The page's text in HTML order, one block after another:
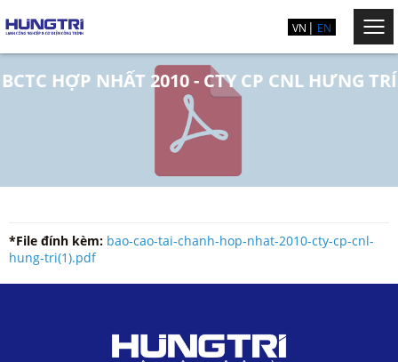
VN EN
BCTC HỢP NHẤT 2010 - CTY CP CNL HƯNG TRÍ
*File đính kèm: bao-cao-tai-chanh-hop-nhat-2010-cty-cp-cnl-
hung-tri(1).pdf